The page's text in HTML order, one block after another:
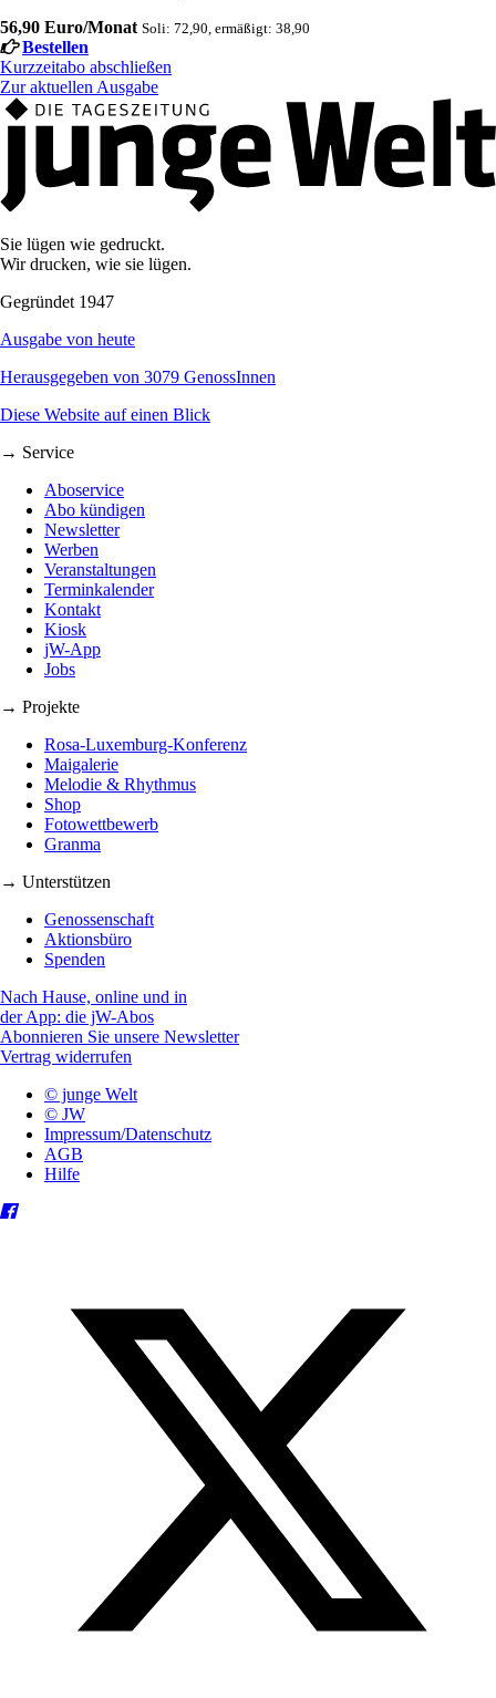
56,90 Euro/Monat Soli: 72,90, ermäßigt: 38,90
Bestellen
Kurzzeitabo abschließen
Zur aktuellen Ausgabe
Sie lügen wie gedruckt.
Wir drucken, wie sie lügen.
Gegründet 1947
Ausgabe von heute
Herausgegeben von 3079 GenossInnen
Diese Website auf einen Blick
→ Service
Aboservice
Abo kündigen
Newsletter
Werben
Veranstaltungen
Terminkalender
Kontakt
Kiosk
jW-App
Jobs
→ Projekte
Rosa-Luxemburg-Konferenz
Maigalerie
Melodie & Rhythmus
Shop
Fotowettbewerb
Granma
→ Unterstützen
Genossenschaft
Aktionsbüro
Spenden
Nach Hause, online und in
der App: die jW-Abos
Abonnieren Sie unsere Newsletter
Vertrag widerrufen
© junge Welt
© JW
Impressum/Datenschutz
AGB
Hilfe